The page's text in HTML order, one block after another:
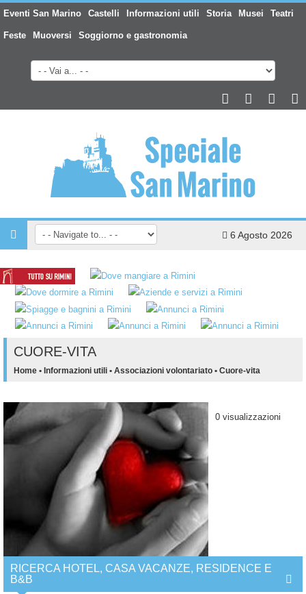
Eventi San Marino Castelli Informazioni utili Storia Musei Teatri
Feste Muoversi Soggiorno e gastronomia
6 Agosto 2026
CUORE-VITA
Home • Informazioni utili • Associazioni volontariato • Cuore-vita
0 visualizzazioni
RICERCA HOTEL, CASA VACANZE, RESIDENCE E
B&B